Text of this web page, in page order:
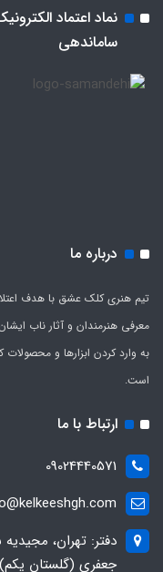
نماد اعتماد
ساماندهی
درباره ما
معرفی هنرمندان و آثار ناب ایشان
به وارد کردن ابزارها و
است.
ارتباط با ما
09024440571
دفتر: تهران،
جعفری (گلستان